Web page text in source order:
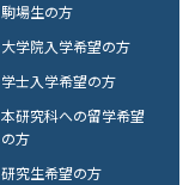
駒場生の方
大学院入学希望の方
学士入学希望の方
本研究科への留学希望
の方
研究生希望の方